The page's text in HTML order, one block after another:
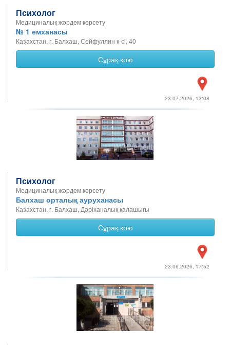
Психолог
Медициналық жәрдем көрсету
№ 1 емханасы
Казахстан, г. Балхаш, Сейфуллин к-сі, 40
Сұрақ қою
23.07.2026, 13:08
Психолог
Медициналық жәрдем көрсету
Балхаш орталық ауруханасы
Казахстан, г. Балхаш, Дәріханалық қалашығы
Сұрақ қою
23.06.2026, 17:52